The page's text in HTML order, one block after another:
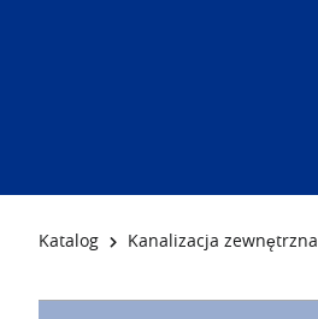
Katalog Kanalizacja zewnętrzna